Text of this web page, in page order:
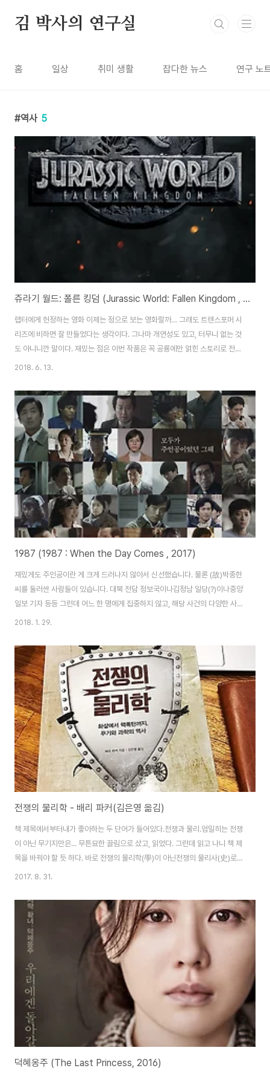
김 박사의 연구실
홈 일상 취미 생활 잡다한 뉴스 연구 노
역사 5
쥬라기 월드: 폴른 킹덤 (Jurassic World: Fallen Kingdom , 2018)
랩터에게 헌정하는 영화 이제는 정으로 보는 영화랄까… 그래도 트랜스포머 시
리즈에 비하면 잘 만들었다는 생각이다. 그나마 개연성도 있고, 터무니 없는 것
도 아니니깐 말이다. 재밌는 점은 이번 작품은 꼭 공룡에만 얽힌 스토리로 전개
하지는 않았다. 화산 폭발, 공룡 사냥, 공룡 의학?, 유전 공학, 인간의 이기심, 추
었지만, 영화 패턴은 늘 똑같은 것 같다. 마치 007시리즈나 본 시리즈 마냥처
럼… 다행히도 결말이 마음에 들었다. 마지막에 말콤 박사의 曰 “Welcome
to Jurassic World”에서 왜 제목이 Fallen Kingdom인지 알았다. 누블라
섬이 화산으로 인해 그들의 왕국이 무너지는 것이 아닌 인간의 왕국이 무..
2018. 6. 13.
1987 (1987 : When the Day Comes , 2017)
재밌게도 주인공이란 게 크게 드러나지 않아서 신선했습니다. 물론 (故)박종한
씨를 둘러싼 사람들이 있습니다. 대북 전담 정보국이나김정남 일당(?)이나중앙
일보 기자 등등 그런데 어느 한 명에게 집중하지 않고, 해당 사건의 다양한 사람
에게 초점을 맞춰주니객관적으로 볼 수 있었습니다. (물론 영화가 역사적 사실
점 말입니다) 그래서 어떤 의미로는 다큐멘터리 같은 영화처럼 보이긴 했습니
다만… 문제는 마지막.. 역사적인 개연성은 둘째 치더라도,(故)이한열씨가 나온
것도 다 좋았고, 그 역을 강동원이 맡은 것도 다 좋고 다 좋았지만 왜 마지막에
오그라들게 했을까요??;; 물론 저도 자유민주주의를 존중하고 좋아합니다만,
괜시리 뛰쳐나가며 ..
2018. 1. 29.
전쟁의 물리학 - 배리 파커(김은영 옮김)
책 제목에서부터내가 좋아하는 두 단어가 들어있다.전쟁과 물리.엄밀히는 전쟁
이 아닌 무기지만은... 무튼묘한 끌림으로 샀고, 읽었다. 그런데 읽고 나니 책 제
목을 바꿔야 할 듯 하다. 바로 전쟁의 물리학(學)이 아닌전쟁의 물리사(史)로
말이다. 아쉽게도 물리적인 원리에 대한 내용은 적었다.그저 전쟁 역사 중에서
다가 삽화가 적어서 해당 무기가 어떻게 생겼는지,어떤 원리로 작동하는지는
조금 이해하기 어려웠다. 또한 해당 무기에 대한 물리 공식도 딱! 적었다면책 내
용이 좀 더 멋있었을텐데 말이다ㅋㅋ 그리고 비교적 최신 역사로 올수록자료가
풍부해서 그런지 과거에 대한 정보가 상대적으로 부실했고, 미국인 저자라서
남북전쟁 이야기가 많긴했다...
2017. 8. 31.
덕혜옹주 (The Last Princess, 2016)